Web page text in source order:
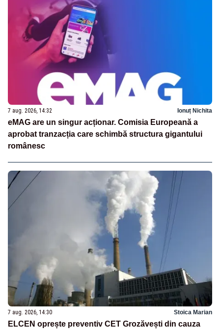
7 aug. 2026, 14:32 Ionuț Nichita
eMAG are un singur acționar. Comisia Europeană a
aprobat tranzacția care schimbă structura gigantului
românesc
7 aug. 2026, 14:30 Stoica Marian
ELCEN oprește preventiv CET Grozăvești din cauza